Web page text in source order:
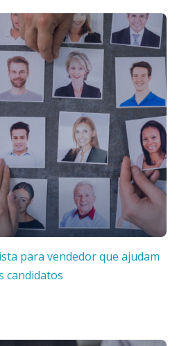
para vendedor que ajudam
candidatos